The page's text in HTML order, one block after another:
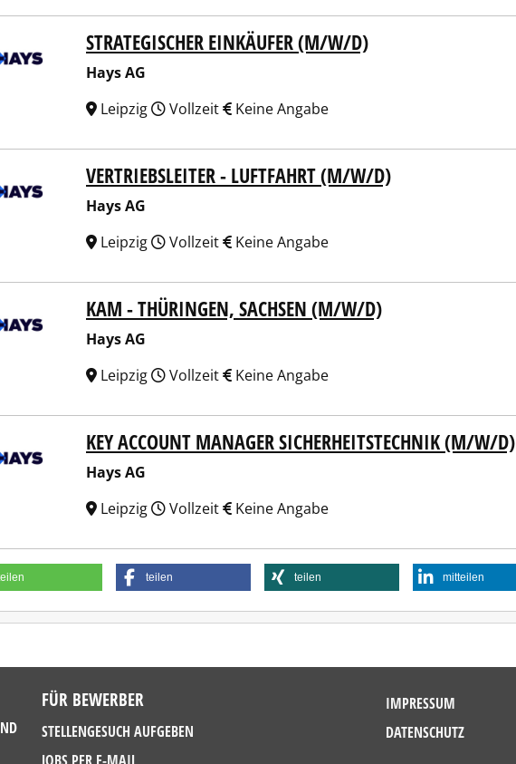
STRATEGISCHER EINKÄUFER (M/W/D)
Hays AG
Leipzig
Vollzeit Keine Angabe
VERTRIEBSLEITER - LUFTFAHRT (M/W/D)
Hays AG
Leipzig
Vollzeit Keine Angabe
KAM - THÜRINGEN, SACHSEN (M/W/D)
Hays AG
Leipzig
Vollzeit Keine Angabe
KEY ACCOUNT MANAGER SICHERHEITSTECHNIK (M/W/D)
Hays AG
Leipzig
Vollzeit Keine Angabe
teilen teilen mitteilen
FÜR BEWERBER
STELLENGESUCH AUFGEBEN
IMPRESSUM
DATENSCHUTZ